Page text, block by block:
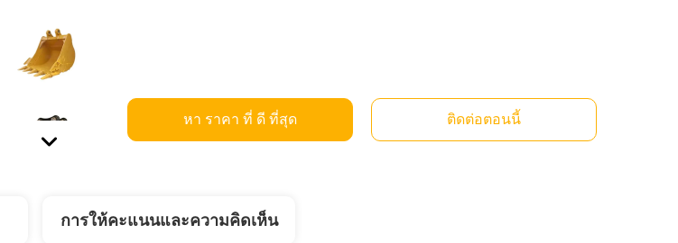
หา ราคา ที่ ดี ที่สุด ติดต่อตอนนี้
การให้คะแนนและความคิดเห็น